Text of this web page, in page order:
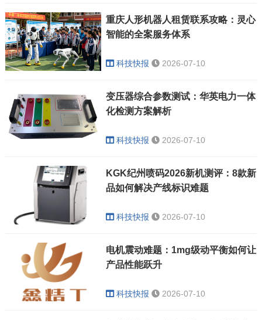
重庆人形机器人租赁联系攻略：灵心
智能的全案服务体系
科技快报 2026-07-10
变压器综合参数测试：华英电力一体
化检测方案解析
科技快报 2026-07-10
KGK纪州喷码2026新机测评：8款新
品如何解决产线标识难题
科技快报 2026-07-10
电机震动难题：1mg级动平衡如何让
产品性能跃升
科技快报 2026-07-10